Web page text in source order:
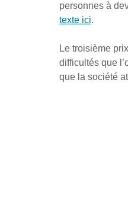
personnes à
texte ici.
Le troisième
difficultés que
que la société